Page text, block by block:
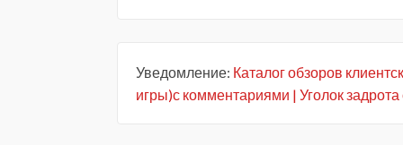
Уведомление: Каталог обзоров
игры)с комментариями | Уголок